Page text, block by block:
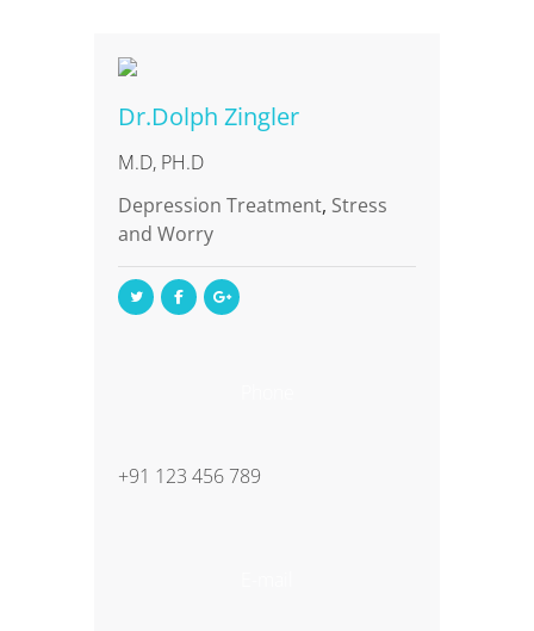
Dr.Dolph Zingler
M.D, PH.D
Depression Treatment, Stress
and Worry
+91 123 456 789